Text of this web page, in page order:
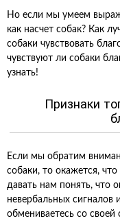
Но если мы умеем
как насчет собак? Как
собаки чувствовать
чувствуют ли собаки
узнать!
Признаки
Если мы обратим
собаки, то окажется,
давать нам понять, что
невербальных
обмениваетесь со